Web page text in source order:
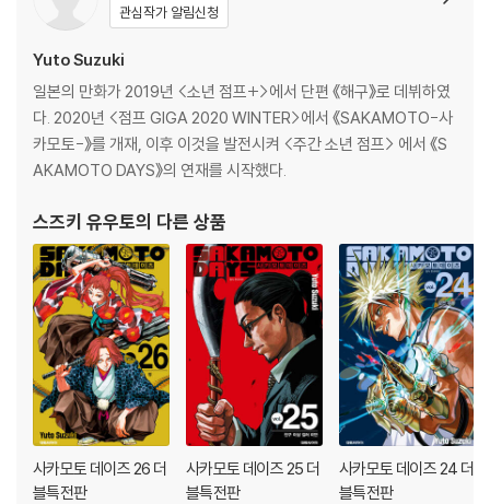
관심작가 알림신청
Yuto Suzuki
일본의 만화가 2019년 <소년 점프+>에서 단편 《해구》로 데뷔하였
다. 2020년 <점프 GIGA 2020 WINTER>에서 《SAKAMOTO-사
카모토-》를 개재, 이후 이것을 발전시켜 <주간 소년 점프> 에서 《S
AKAMOTO DAYS》의 연재를 시작했다.
스즈키 유우토의 다른 상품
사카모토 데이즈 26 더
블특전판
사카모토 데이즈 25 더
블특전판
사카모토 데이즈 24 더
블특전판